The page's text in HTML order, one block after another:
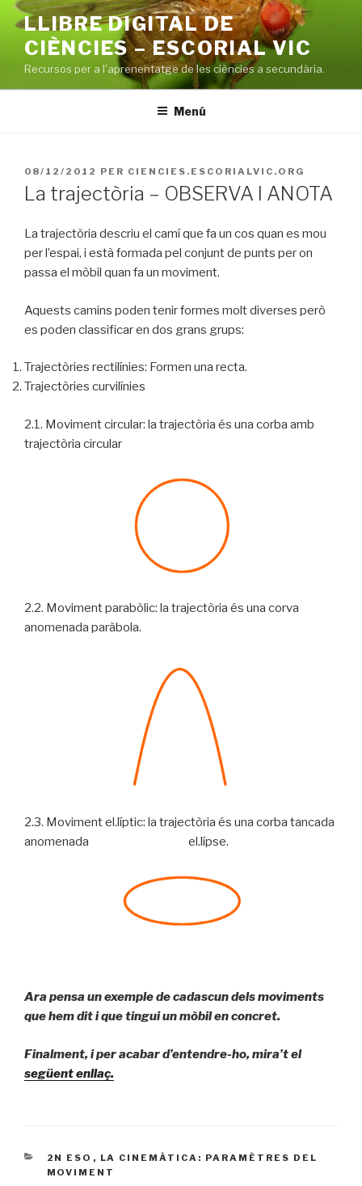
Vés
contingut
LLIBRE DIGITAL DE
CIÈNCIES – ESCORIAL VIC
Recursos per a l'aprenentatge de les ciències a secundària.
Menú
PUBLICAT
A
08/12/2012 PER CIENCIES.ESCORIALVIC.ORG
La trajectòria – OBSERVA I ANOTA
La trajectòria descriu el camí que fa un cos quan es mou
per l’espai, i està formada pel conjunt de punts per on
passa el mòbil quan fa un moviment.
Aquests camins poden tenir formes molt diverses però
es poden classificar en dos grans grups:
Trajectòries rectilínies: Formen una recta.
Trajectòries curvilínies
2.1. Moviment circular: la trajectòria és una corba amb
trajectòria circular
2.2. Moviment parabòlic: la trajectòria és una corva
anomenada paràbola.
2.3. Moviment el.líptic: la trajectòria és una corba tancada
anomenada el.lípse.
Ara pensa un exemple de cadascun dels moviments
que hem dit i que tingui un mòbil en concret.
Finalment, i per acabar d’entendre-ho, mira’t el
següent enllaç.
CATEGORIES
2N ESO , LA CINEMÀTICA: PARAMÈTRES DEL
MOVIMENT